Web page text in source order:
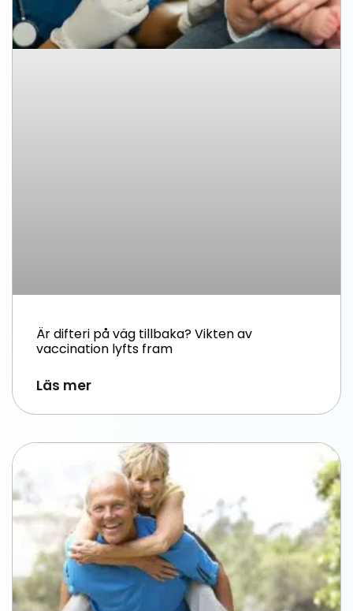
Är difteri på väg tillbaka? Vikten av
vaccination lyfts fram
Läs mer